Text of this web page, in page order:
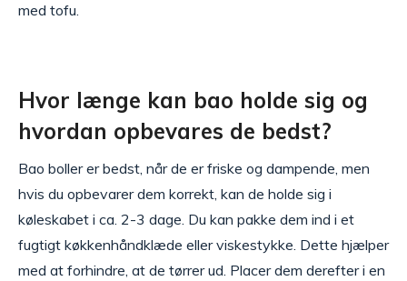
med tofu.
Hvor længe kan bao holde sig og
hvordan opbevares de bedst?
Bao boller er bedst, når de er friske og dampende, men
hvis du opbevarer dem korrekt, kan de holde sig i
køleskabet i ca. 2-3 dage. Du kan pakke dem ind i et
fugtigt køkkenhåndklæde eller viskestykke. Dette hjælper
med at forhindre, at de tørrer ud. Placer dem derefter i en